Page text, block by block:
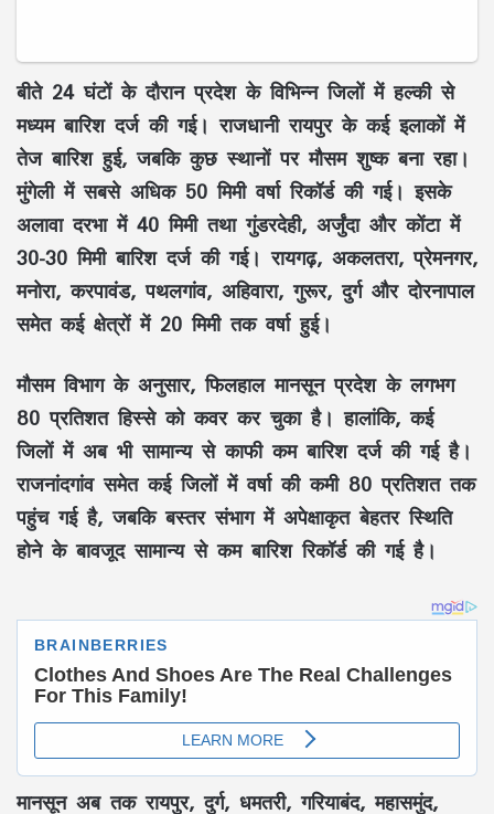
बीते 24 घंटों के दौरान प्रदेश के विभिन्न जिलों में हल्की से
मध्यम बारिश दर्ज की गई। राजधानी रायपुर के कई इलाकों में
तेज बारिश हुई, जबकि कुछ स्थानों पर मौसम शुष्क बना रहा।
मुंगेली में सबसे अधिक 50 मिमी वर्षा रिकॉर्ड की गई। इसके
अलावा दरभा में 40 मिमी तथा गुंडरदेही, अर्जुंदा और कोंटा में
30-30 मिमी बारिश दर्ज की गई। रायगढ़, अकलतरा, प्रेमनगर,
मनोरा, करपावंड, पथलगांव, अहिवारा, गुरूर, दुर्ग और दोरनापाल
समेत कई क्षेत्रों में 20 मिमी तक वर्षा हुई।
मौसम विभाग के अनुसार, फिलहाल मानसून प्रदेश के लगभग
80 प्रतिशत हिस्से को कवर कर चुका है। हालांकि, कई
जिलों में अब भी सामान्य से काफी कम बारिश दर्ज की गई है।
राजनांदगांव समेत कई जिलों में वर्षा की कमी 80 प्रतिशत तक
पहुंच गई है, जबकि बस्तर संभाग में अपेक्षाकृत बेहतर स्थिति
होने के बावजूद सामान्य से कम बारिश रिकॉर्ड की गई है।
मानसून अब तक रायपुर, दुर्ग, धमतरी, गरियाबंद, महासमुंद,